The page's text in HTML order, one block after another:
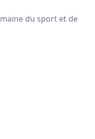
du sport et de